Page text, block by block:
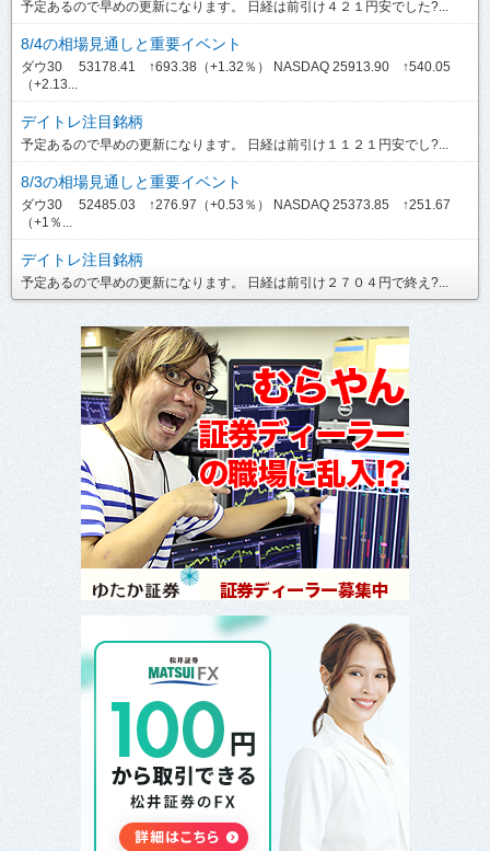
予定あるので早めの更新になります。 日経は前引け４２１円安でした?...
8/4の相場見通しと重要イベント
ダウ30 53178.41 ↑693.38（+1.32％） NASDAQ 25913.90 ↑540.05
（+2.13...
デイトレ注目銘柄
予定あるので早めの更新になります。 日経は前引け１１２１円安でし?...
8/3の相場見通しと重要イベント
ダウ30 52485.03 ↑276.97（+0.53％） NASDAQ 25373.85 ↑251.67
（+1％...
デイトレ注目銘柄
予定あるので早めの更新になります。 日経は前引け２７０４円で終え?...